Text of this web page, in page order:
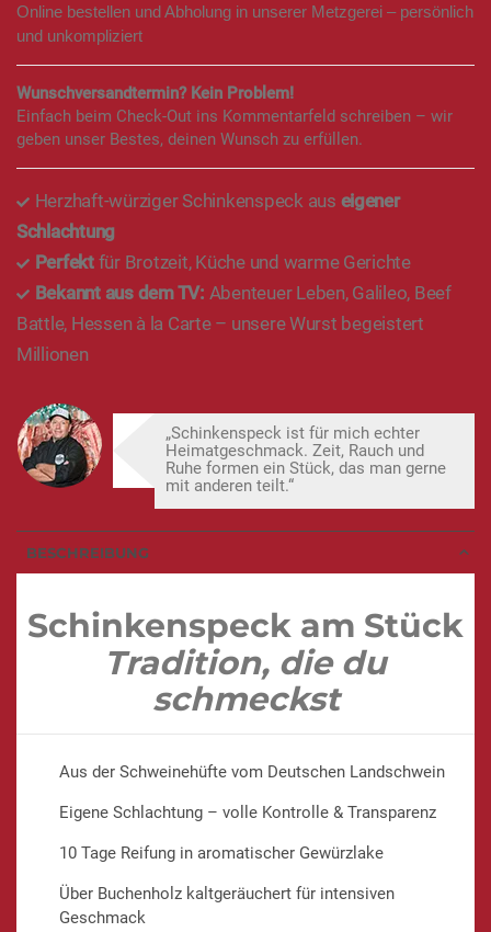
26,95 €
3,59 €/ 100 g
7% USt. sind schon drin –Versandkommt obendrauf.
sofort verfügbar
Deutschlands Nr. 1 Fleischversender 2025
n-tv und DISQ haben uns zum besten Onlineshop Deutschlands
in der Kategorie Fleischversender ausgezeichnet.
Exklusiv im Onlineshop – nur hier, nur online
Diese Fleisch & Wurstangebote bekommst du ausschließlich
online – nur im Shop, und nicht an der Ladentheke.Oder:
Online bestellen und Abholung in unserer Metzgerei – persönlich
und unkompliziert
Wunschversandtermin? Kein Problem!
Einfach beim Check-Out ins Kommentarfeld schreiben – wir
Herzhaft-würziger Schinkenspeck aus eigener
Battle, Hessen à la Carte – unsere Wurst begeistert
Millionen
„Schinkenspeck ist für mich echter
Heimatgeschmack. Zeit, Rauch und